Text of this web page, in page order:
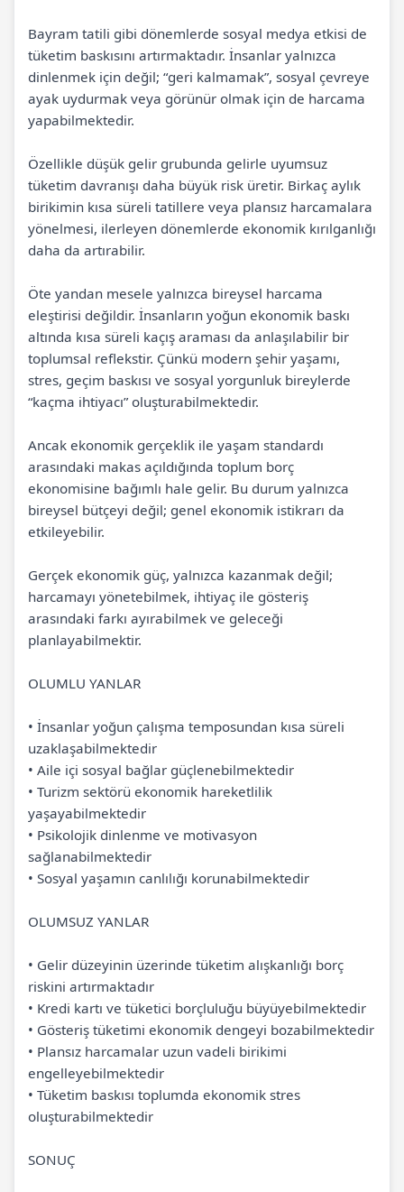
Bayram tatili gibi dönemlerde sosyal medya etkisi de
tüketim baskısını artırmaktadır. İnsanlar yalnızca
dinlenmek için değil; “geri kalmamak”, sosyal çevreye
ayak uydurmak veya görünür olmak için de harcama
yapabilmektedir.
Özellikle düşük gelir grubunda gelirle uyumsuz
tüketim davranışı daha büyük risk üretir. Birkaç aylık
birikimin kısa süreli tatillere veya plansız harcamalara
yönelmesi, ilerleyen dönemlerde ekonomik kırılganlığı
daha da artırabilir.
Öte yandan mesele yalnızca bireysel harcama
eleştirisi değildir. İnsanların yoğun ekonomik baskı
altında kısa süreli kaçış araması da anlaşılabilir bir
toplumsal reflekstir. Çünkü modern şehir yaşamı,
stres, geçim baskısı ve sosyal yorgunluk bireylerde
“kaçma ihtiyacı” oluşturabilmektedir.
Ancak ekonomik gerçeklik ile yaşam standardı
arasındaki makas açıldığında toplum borç
ekonomisine bağımlı hale gelir. Bu durum yalnızca
bireysel bütçeyi değil; genel ekonomik istikrarı da
etkileyebilir.
Gerçek ekonomik güç, yalnızca kazanmak değil;
harcamayı yönetebilmek, ihtiyaç ile gösteriş
arasındaki farkı ayırabilmek ve geleceği
planlayabilmektir.
OLUMLU YANLAR
• İnsanlar yoğun çalışma temposundan kısa süreli
uzaklaşabilmektedir
• Aile içi sosyal bağlar güçlenebilmektedir
• Turizm sektörü ekonomik hareketlilik
yaşayabilmektedir
• Psikolojik dinlenme ve motivasyon
sağlanabilmektedir
• Sosyal yaşamın canlılığı korunabilmektedir
OLUMSUZ YANLAR
• Gelir düzeyinin üzerinde tüketim alışkanlığı borç
riskini artırmaktadır
• Kredi kartı ve tüketici borçluluğu büyüyebilmektedir
• Gösteriş tüketimi ekonomik dengeyi bozabilmektedir
• Plansız harcamalar uzun vadeli birikimi
engelleyebilmektedir
• Tüketim baskısı toplumda ekonomik stres
oluşturabilmektedir
SONUÇ